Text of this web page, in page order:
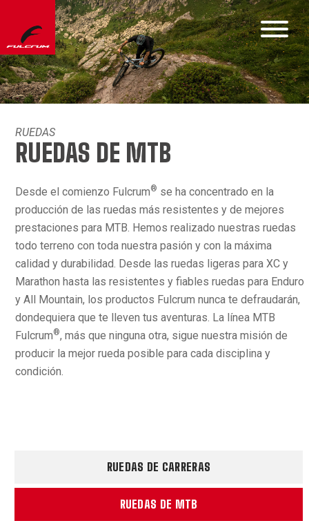
RUEDAS
RUEDAS DE MTB
Desde el comienzo Fulcrum® se ha concentrado en la
producción de las ruedas más resistentes y de mejores
prestaciones para MTB. Hemos realizado nuestras ruedas
todo terreno con toda nuestra pasión y con la máxima
calidad y durabilidad. Desde las ruedas ligeras para XC y
Marathon hasta las resistentes y fiables ruedas para Enduro
y All Mountain, los productos Fulcrum nunca te defraudarán,
dondequiera que te lleven tus aventuras. La línea MTB
Fulcrum®, más que ninguna otra, sigue nuestra misión de
producir la mejor rueda posible para cada disciplina y
condición.
RUEDAS DE CARRERAS
RUEDAS DE MTB